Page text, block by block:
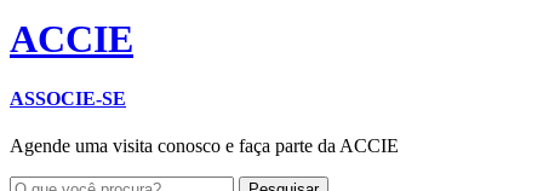
ACCIE
ASSOCIE-SE
Agende uma visita conosco e faça parte da ACCIE